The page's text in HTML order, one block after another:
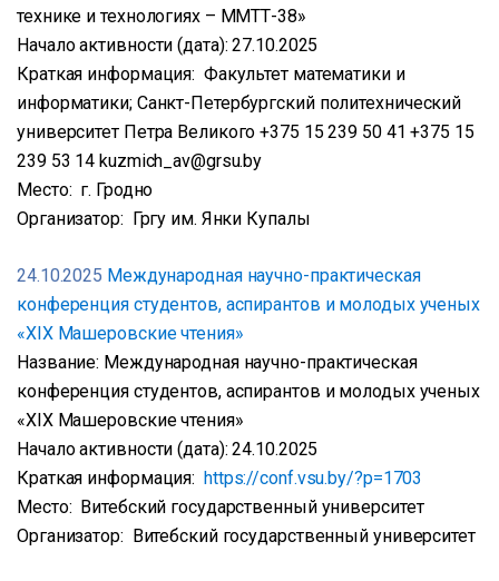
технике и технологиях – ММТТ-38»
Начало активности (дата): 27.10.2025
Краткая информация: Факультет математики и
информатики; Санкт-Петербургский политехнический
университет Петра Великого +375 15 239 50 41 +375 15
239 53 14 kuzmich_av@grsu.by
Место: г. Гродно
Организатор: Гргу им. Янки Купалы
24.10.2025 Международная научно-практическая
конференция студентов, аспирантов и молодых ученых
«XIX Машеровские чтения»
Название: Международная научно-практическая
конференция студентов, аспирантов и молодых ученых
«XIX Машеровские чтения»
Начало активности (дата): 24.10.2025
Краткая информация: https://conf.vsu.by/?p=1703
Место: Витебский государственный университет
Организатор: Витебский государственный университет